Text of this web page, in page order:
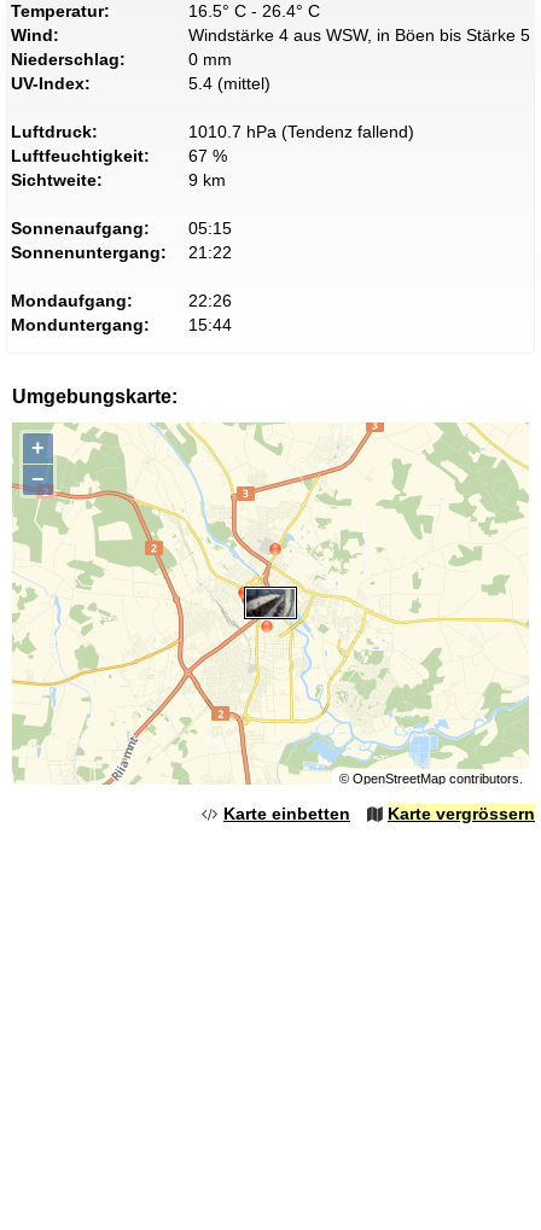
Temperatur:
16.5° C - 26.4° C
Wind:
Windstärke 4 aus WSW, in Böen bis Stärke 5
Niederschlag:
0 mm
UV-Index:
5.4 (mittel)
Luftdruck:
1010.7 hPa (Tendenz fallend)
Luftfeuchtigkeit:
67 %
Sichtweite:
9 km
Sonnenaufgang:
05:15
Sonnenuntergang:
21:22
Mondaufgang:
22:26
Monduntergang:
15:44
Umgebungskarte:
+
−
© OpenStreetMapcontributors.
Karte einbetten Karte vergrössern